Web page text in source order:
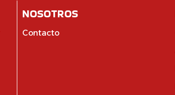
NOSOTROS
Contacto